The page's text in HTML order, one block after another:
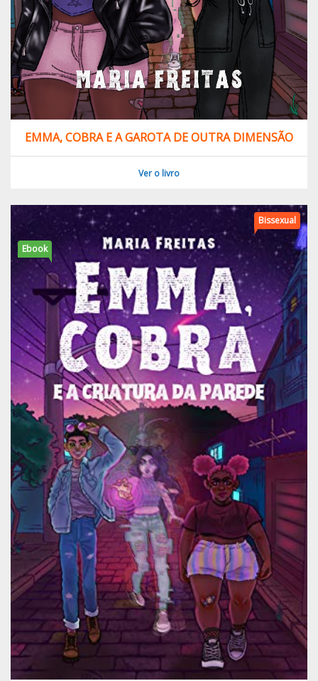
EMMA, COBRA E A GAROTA DE OUTRA DIMENSÃO
Ver o livro
Ebook
Bissexual